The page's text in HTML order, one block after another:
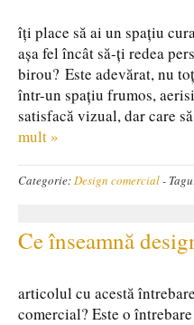
îți place să ai un spațiu
așa fel încât să-ți redea
birou? Este adevărat, nu
într-un spațiu frumos,
satisfacă vizual, dar care
mult »
Categorie:Design comercial-
Ce înseamnă
articolul cu acestă
comercial? Este o